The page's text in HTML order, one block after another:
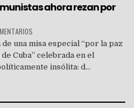
ahora rezan por
una misa especial “por la paz
Cuba” celebrada en el
insólita: d...